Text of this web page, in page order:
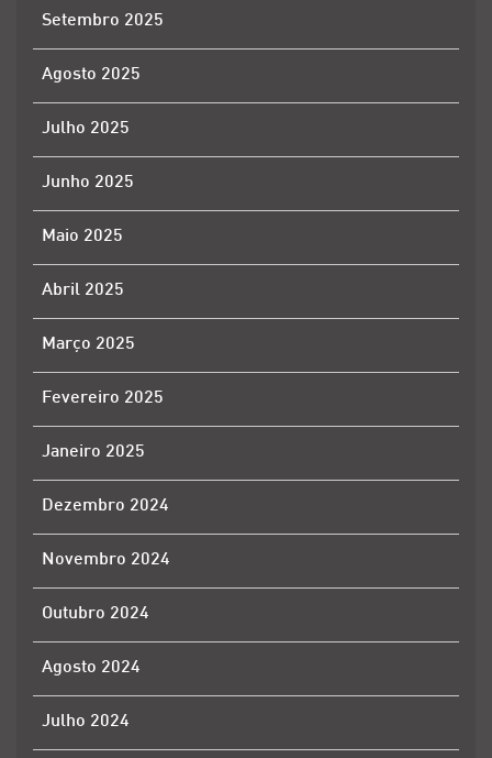
Setembro 2025
Agosto 2025
Julho 2025
Junho 2025
Maio 2025
Abril 2025
Março 2025
Fevereiro 2025
Janeiro 2025
Dezembro 2024
Novembro 2024
Outubro 2024
Agosto 2024
Julho 2024